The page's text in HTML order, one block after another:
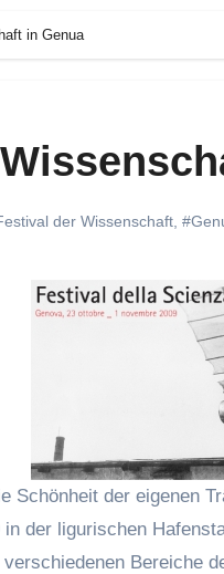
in Genua
der Wissenschaft
Schönheit der eigenen
der ligurischen
Bereiche